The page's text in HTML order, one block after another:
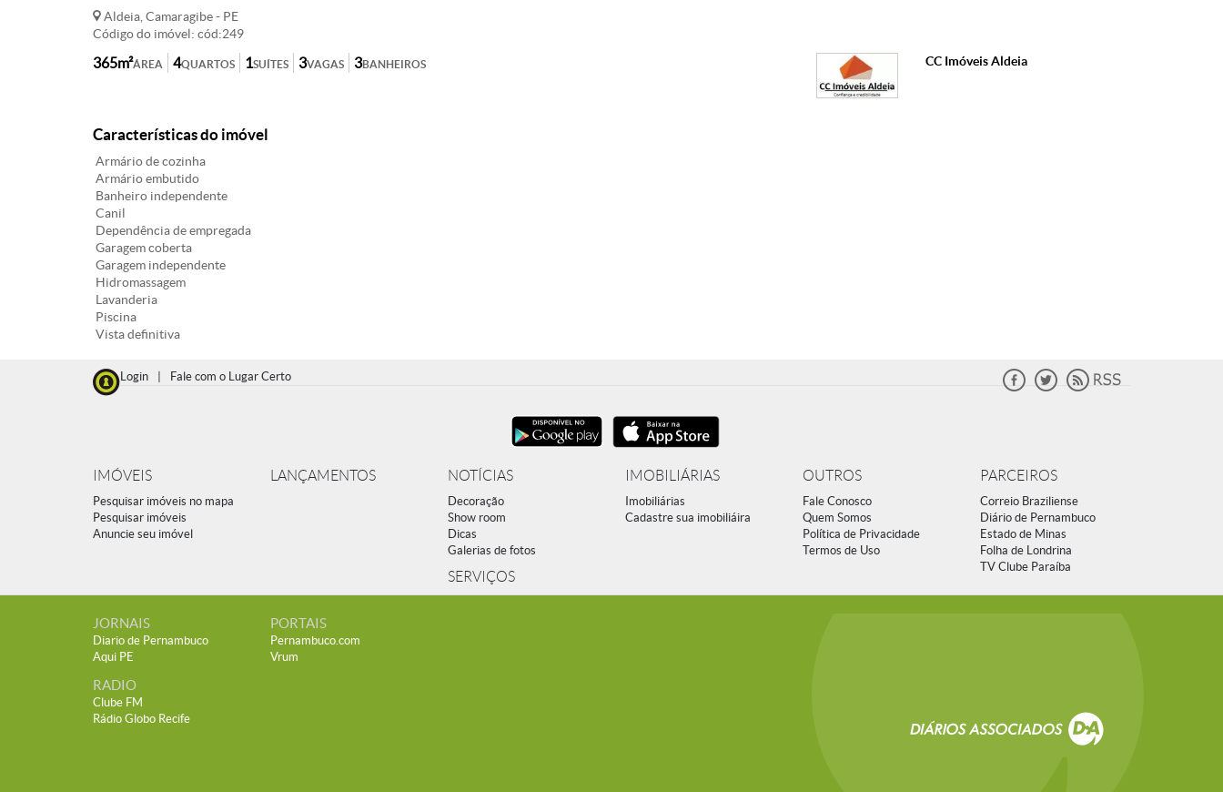
Aldeia, Camaragibe - PE
Código do imóvel: cód:249
ÁREA
365m² QUARTOS
4 SUÍTES
1 VAGAS
3 BANHEIROS
3 CC Imóveis Aldeia
Características do imóvel
Armário de cozinha
Armário embutido
Banheiro independente
Canil
Dependência de empregada
Garagem coberta
Garagem independente
Hidromassagem
Lavanderia
Piscina
Vista definitiva
Login Fale com o Lugar Certo
IMÓVEIS
Pesquisar imóveis no mapa
Pesquisar imóveis
Anuncie seu imóvel
LANÇAMENTOS NOTÍCIAS
Decoração
Show room
Dicas
Galerias de fotos
SERVIÇOS
IMOBILIÁRIAS
Imobiliárias
Cadastre sua imobiliáira
OUTROS
Fale Conosco
Quem Somos
Política de Privacidade
Termos de Uso
PARCEIROS
Correio Braziliense
Diário de Pernambuco
Estado de Minas
Folha de Londrina
TV Clube Paraíba
JORNAIS
Diario de Pernambuco
Aqui PE
RADIO
Clube FM
Rádio Globo Recife
PORTAIS
Pernambuco.com
Vrum